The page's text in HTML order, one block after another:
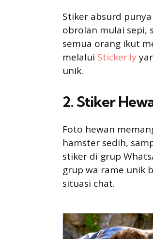
Stiker absurd
obrolan mulai sepi,
semua orang ikut
melalui Sticker.ly
unik.
2. Stiker
Foto hewan
hamster sedih,
stiker di grup
grup wa rame unik
situasi chat.